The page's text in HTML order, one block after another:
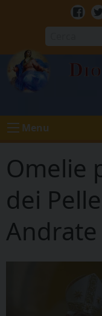
Menu
Omelie
dei